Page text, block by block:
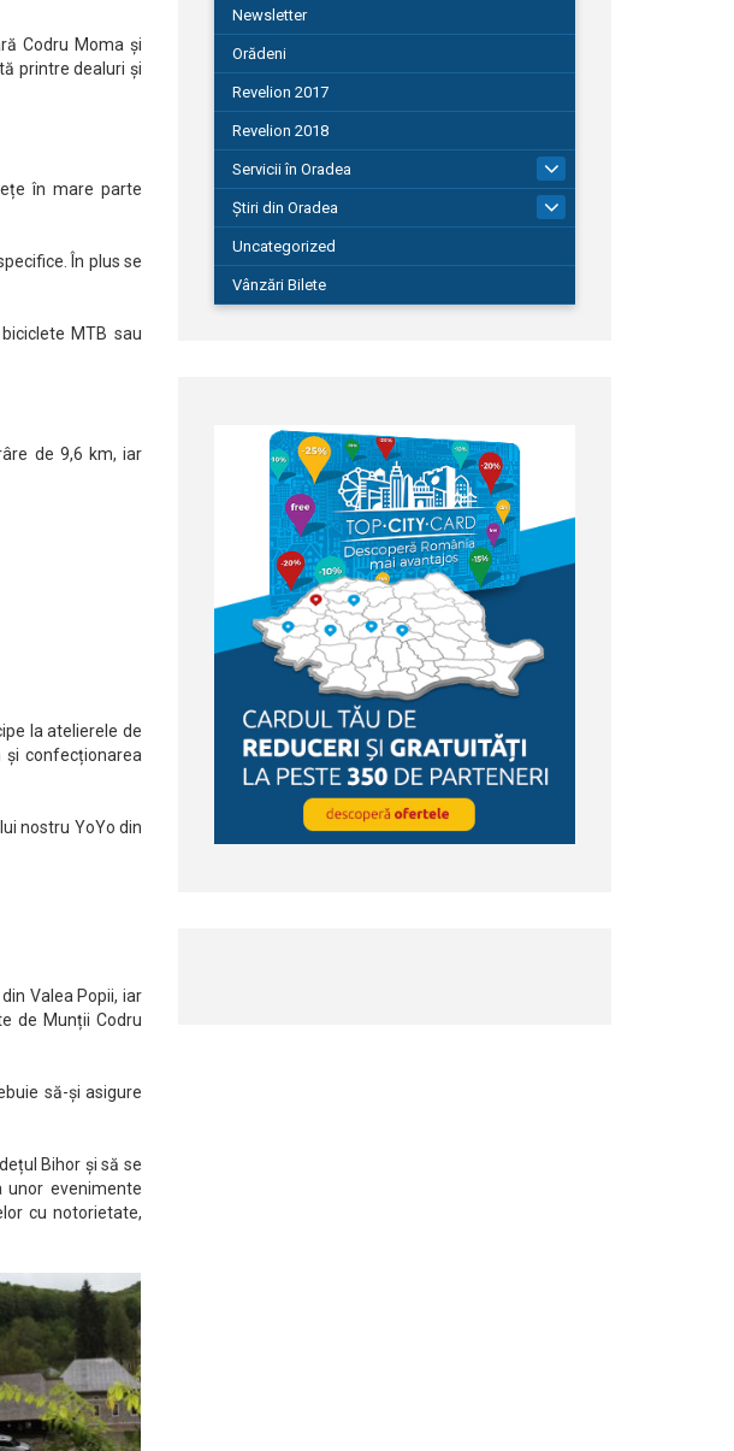
Codru Moma și
printre dealuri și
în mare parte
În plus se
MTB sau
de 9,6 km, iar
la atelierele de
confecționarea
nostru YoYo din
Valea Popii, iar
de Munții Codru
să-și asigure
Bihor și să se
unor evenimente
cu notorietate,
Newsletter
Orădeni
Revelion 2017
Revelion 2018
Servicii în Oradea
104
Știri din Oradea
1.127
Uncategorized
Vânzări Bilete